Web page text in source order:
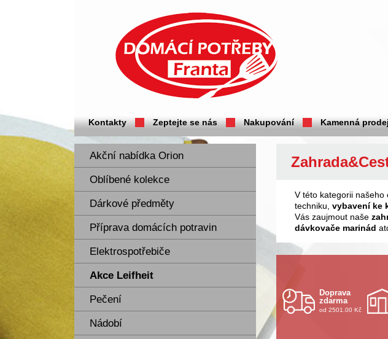
Kontakty Zeptejte se nás Nakupování Kamenná
Akční nabídka Orion
Oblíbené kolekce
Dárkové předměty
Příprava domácích potravin
Elektrospotřebiče
Akce Leifheit
Pečení
Nádobí
V této kategorii
techniku, vybavení ke
Vás zaujmout naše
dávkovače marinád
Doprava
zdarma
od 2501.00 Kč